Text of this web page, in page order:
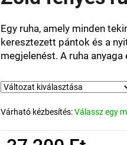
0,0
csillag.
Egy ruha, amely minden
keresztezett pántok és a
megjelenést. A ruha
Várható kézbesítés:Válassz egy